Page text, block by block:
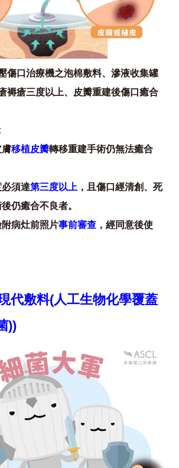
傷口治療機之泡棉敷料、滲液收集罐
褥瘡三度以上、皮瓣重建後傷口癒合
膚移植皮瓣轉移重建手術仍無法癒合
須達第三度以上 ，且傷口經清創、死
仍癒合不良者。
病灶前照片事前審查 ，經同意後使
代敷料(人工生物化學覆蓋
))